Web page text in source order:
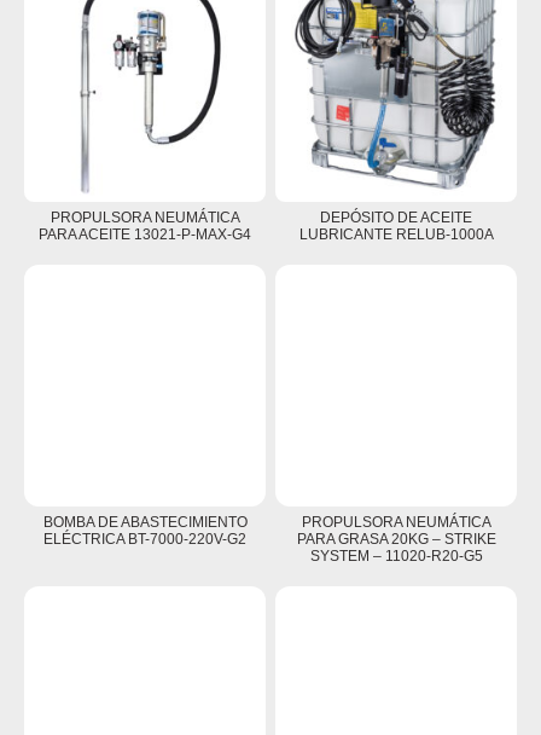
PROPULSORA NEUMÁTICA
PARA ACEITE 13021-P-MAX-G4
DEPÓSITO DE ACEITE
LUBRICANTE RELUB-1000A
BOMBA DE ABASTECIMIENTO
ELÉCTRICA BT-7000-220V-G2
PROPULSORA NEUMÁTICA
PARA GRASA 20KG – STRIKE
SYSTEM – 11020-R20-G5